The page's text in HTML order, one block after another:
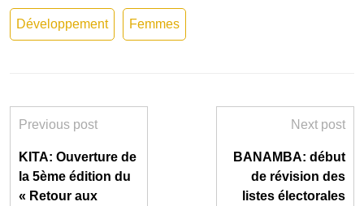
Développement Femmes
Previous post
KITA: Ouverture de
la 5ème édition du
« Retour aux
Next post
BANAMBA: début
de révision des
listes électorales